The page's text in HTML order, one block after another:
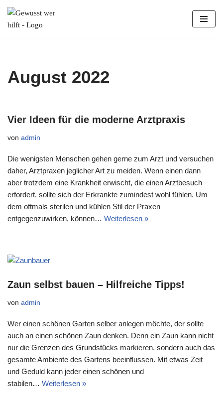
Zum
August 2022
Vier Ideen für die moderne Arztpraxis
von admin
Die wenigsten Menschen gehen gerne zum Arzt und versuchen
daher, Arztpraxen jeglicher Art zu meiden. Wenn einen dann
aber trotzdem eine Krankheit erwischt, die einen Arztbesuch
erfordert, sollte sich der Erkrankte zumindest wohl fühlen. Um
dem oftmals sterilen und kühlen Stil der Praxen
entgegenzuwirken, können… Weiterlesen »
Zaun selbst bauen – Hilfreiche Tipps!
von admin
Wer einen schönen Garten selber anlegen möchte, der sollte
auch an einen schönen Zaun denken. Denn ein Zaun kann nicht
nur die Grenzen des Grundstücks markieren, sondern auch das
gesamte Ambiente des Gartens beeinflussen. Mit etwas Zeit
und Geduld kann jeder einen schönen und
stabilen… Weiterlesen »